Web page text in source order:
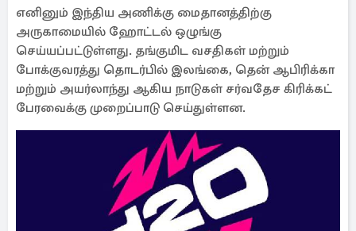
எனினும் இந்திய அணிக்கு மைதானத்திற்கு
அருகாமையில் ஹோட்டல் ஒழுங்கு
செய்யப்பட்டுள்ளது. தங்குமிட வசதிகள் மற்றும்
போக்குவரத்து தொடர்பில் இலங்கை, தென் ஆபிரிக்கா
மற்றும் அயர்லாந்து ஆகிய நாடுகள் சர்வதேச கிரிக்கட்
பேரவைக்கு முறைப்பாடு செய்துள்ளன.